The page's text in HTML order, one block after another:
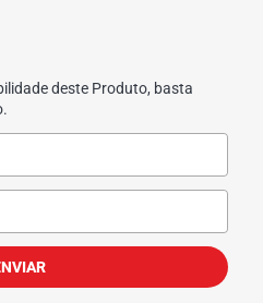
deste Produto, basta